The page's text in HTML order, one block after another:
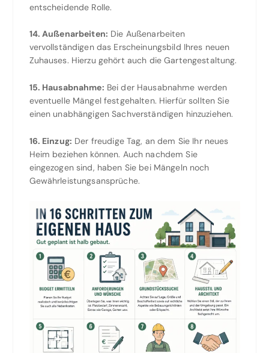
entscheidende Rolle.
14. Außenarbeiten: Die Außenarbeiten
vervollständigen das Erscheinungsbild Ihres neuen
Zuhauses. Hierzu gehört auch die Gartengestaltung.
15. Hausabnahme: Bei der Hausabnahme werden
eventuelle Mängel festgehalten. Hierfür sollten Sie
einen unabhängigen Sachverständigen hinzuziehen.
16. Einzug: Der freudige Tag, an dem Sie Ihr neues
Heim beziehen können. Auch nachdem Sie
eingezogen sind, haben Sie bei Mängeln noch
Gewährleistungsansprüche.